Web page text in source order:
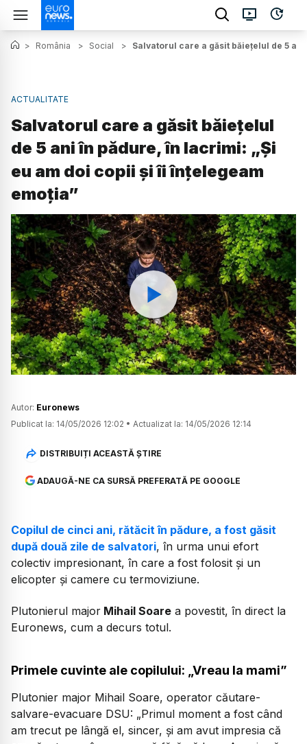
> România > Social > Salvatorul care a găsit băiețelul de 5
ACTUALITATE
Salvatorul care a găsit băiețelul
de 5 ani în pădure, în lacrimi: „Și
eu am doi copii și îi înțelegeam
emoția”
Watch
Autor: Euronews
Publicat la: 14/05/2026 12:02 • Actualizat la: 14/05/2026 12:14
DISTRIBUIȚI ACEASTĂ ȘTIRE
ADAUGĂ-NE CA SURSĂ PREFERATĂ PE GOOGLE
Copilul de cinci ani, rătăcit în pădure, a fost găsit
după două zile de salvatori, în urma unui efort
colectiv impresionant, în care a fost folosit și un
elicopter și camere cu termoviziune.
Plutonierul major Mihail Soare a povestit, în direct la
Euronews, cum a decurs totul.
Primele cuvinte ale copilului: „Vreau la mami”
Plutonier major Mihail Soare, operator căutare-
salvare-evacuare DSU: „Primul moment a fost când
am trecut pe lângă el, sincer, și am avut impresia că